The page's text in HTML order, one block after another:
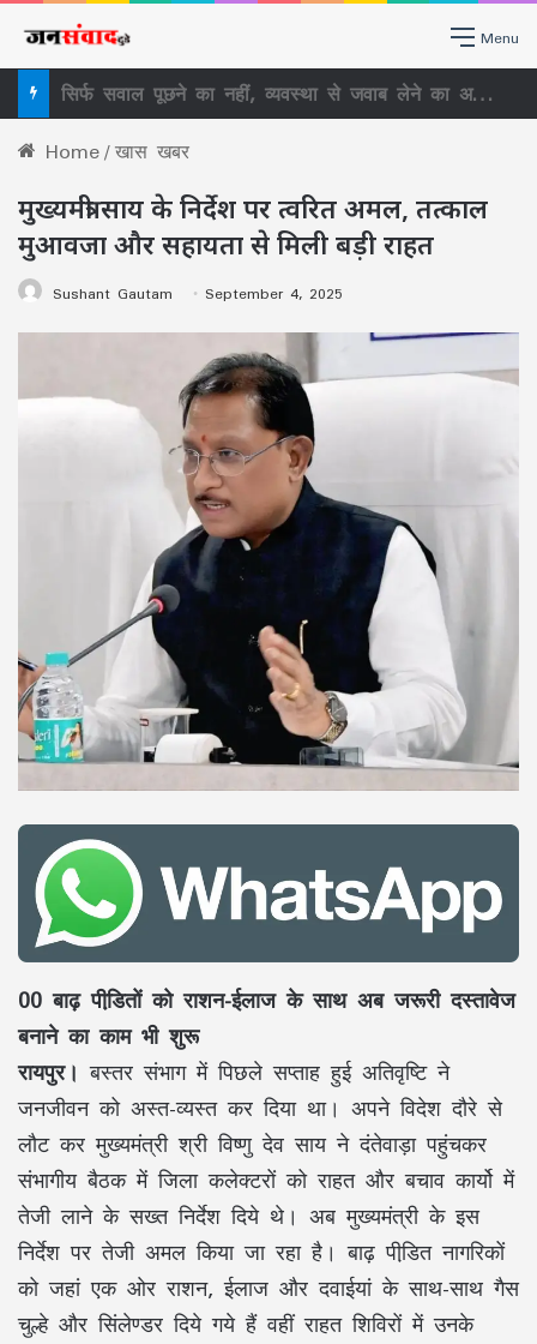
Menu
सिर्फ सवाल पूछने का नहीं, व्यवस्था से जवाब लेने का अधिकार है RTI, राजधानी में लोगों ने सीखा RTI का असली इस्तेमाल
Home/खास खबर
मुख्यमंत्री साय के निर्देश पर त्वरित अमल, तत्काल
मुआवजा और सहायता से मिली बड़ी राहत
Sushant Gautam September 4, 2025
00 बाढ़ पीडि़तों को राशन-ईलाज के साथ अब जरूरी दस्तावेज
बनाने का काम भी शुरू
रायपुर। बस्तर संभाग में पिछले सप्ताह हुई अतिवृष्टि ने
जनजीवन को अस्त-व्यस्त कर दिया था। अपने विदेश दौरे से
लौट कर मुख्यमंत्री श्री विष्णु देव साय ने दंतेवाड़ा पहुंचकर
संभागीय बैठक में जिला कलेक्टरों को राहत और बचाव कार्यो में
तेजी लाने के सख्त निर्देश दिये थे। अब मुख्यमंत्री के इस
निर्देश पर तेजी अमल किया जा रहा है। बाढ़ पीडि़त नागरिकों
को जहां एक ओर राशन, ईलाज और दवाईयां के साथ-साथ गैस
चुल्हे और सिंलेण्डर दिये गये हैं वहीं राहत शिविरों में उनके